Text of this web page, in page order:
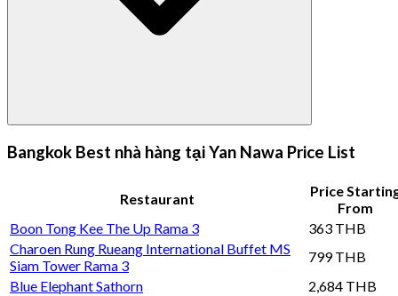
Bangkok Best nhà hàng tại Yan Nawa Price List
Restaurant
Price
From
Boon Tong Kee The Up Rama 3
363 THB
Charoen Rung Rueang International Buffet MS
Siam Tower Rama 3
799 THB
Blue Elephant Sathorn
2,684 THB